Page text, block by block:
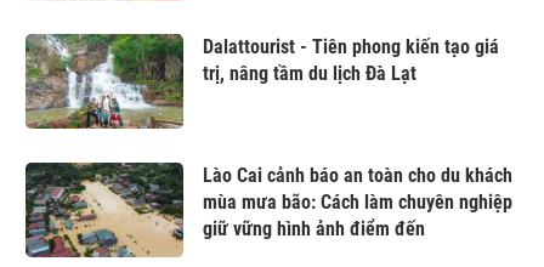
Dalattourist - Tiên phong kiến tạo giá
trị, nâng tầm du lịch Đà Lạt
Lào Cai cảnh báo an toàn cho du khách
mùa mưa bão: Cách làm chuyên nghiệp
giữ vững hình ảnh điểm đến